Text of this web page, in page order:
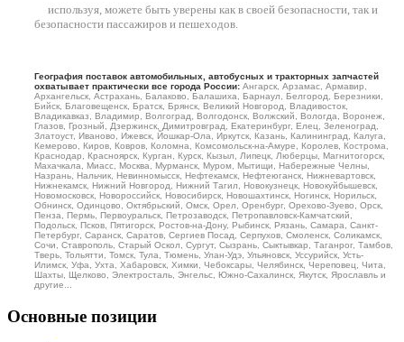
используя, можете быть уверены как в своей безопасности, так и
безопасности пассажиров и пешеходов.
География поставок автомобильных, автобусных и тракторных запчастей
охватывает практически все города России: Ангарск, Арзамас, Армавир,
Архангельск, Астрахань, Балаково, Балашиха, Барнаул, Белгород, Березники,
Бийск, Благовещенск, Братск, Брянск, Великий Новгород, Владивосток,
Владикавказ, Владимир, Волгоград, Волгодонск, Волжский, Вологда, Воронеж,
Глазов, Грозный, Дзержинск, Димитровград, Екатеринбург, Елец, Зеленоград,
Златоуст, Иваново, Ижевск, Йошкар-Ола, Иркутск, Казань, Калининград, Калуга,
Кемерово, Киров, Ковров, Коломна, Комсомольск-на-Амуре, Королев, Кострома,
Краснодар, Красноярск, Курган, Курск, Кызыл, Липецк, Люберцы, Магнитогорск,
Махачкала, Миасс, Москва, Мурманск, Муром, Мытищи, Набережные Челны,
Назрань, Нальчик, Невинномысск, Нефтекамск, Нефтеюганск, Нижневартовск,
Нижнекамск, Нижний Новгород, Нижний Тагил, Новокузнецк, Новокуйбышевск,
Новомосковск, Новороссийск, Новосибирск, Новошахтинск, Ногинск, Норильск,
Обнинск, Одинцово, Октябрьский, Омск, Орел, Оренбург, Орехово-Зуево, Орск,
Пенза, Пермь, Первоуральск, Петрозаводск, Петропавловск-Камчатский,
Подольск, Псков, Пятигорск, Ростов-на-Дону, Рыбинск, Рязань, Самара, Санкт-
Петербург, Саранск, Саратов, Сергиев Посад, Серпухов, Смоленск, Соликамск,
Сочи, Ставрополь, Старый Оскол, Сургут, Сызрань, Сыктывкар, Таганрог, Тамбов,
Тверь, Тольятти, Томск, Тула, Тюмень, Улан-Удэ, Ульяновск, Уссурийск, Усть-
Илимск, Уфа, Ухта, Хабаровск, Химки, Чебоксары, Челябинск, Череповец, Чита,
Шахты, Щелково, Электросталь, Энгельс, Южно-Сахалинск, Якутск, Ярославль и
другие...
Основные позиции